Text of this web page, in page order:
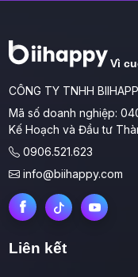
Vì
CÔNG TY TNHH
Mã số doanh nghiệp:
Kế Hoạch và Đầu tư
0906.521.623
info@biihappy.com
Liên kết